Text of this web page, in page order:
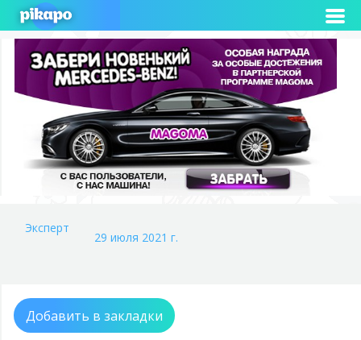
Эксперт
29 июля 2021 г.
Добавить в закладки